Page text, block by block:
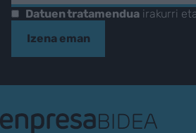
Datuen tratamenduairakurri
Izena eman